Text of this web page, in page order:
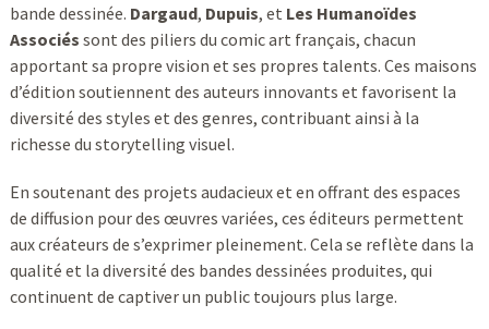
bande dessinée. Dargaud, Dupuis, et Les Humanoïdes
Associés sont des piliers du comic art français, chacun
apportant sa propre vision et ses propres talents. Ces maisons
d’édition soutiennent des auteurs innovants et favorisent la
diversité des styles et des genres, contribuant ainsi à la
richesse du storytelling visuel.
En soutenant des projets audacieux et en offrant des espaces
de diffusion pour des œuvres variées, ces éditeurs permettent
aux créateurs de s’exprimer pleinement. Cela se reflète dans la
qualité et la diversité des bandes dessinées produites, qui
continuent de captiver un public toujours plus large.